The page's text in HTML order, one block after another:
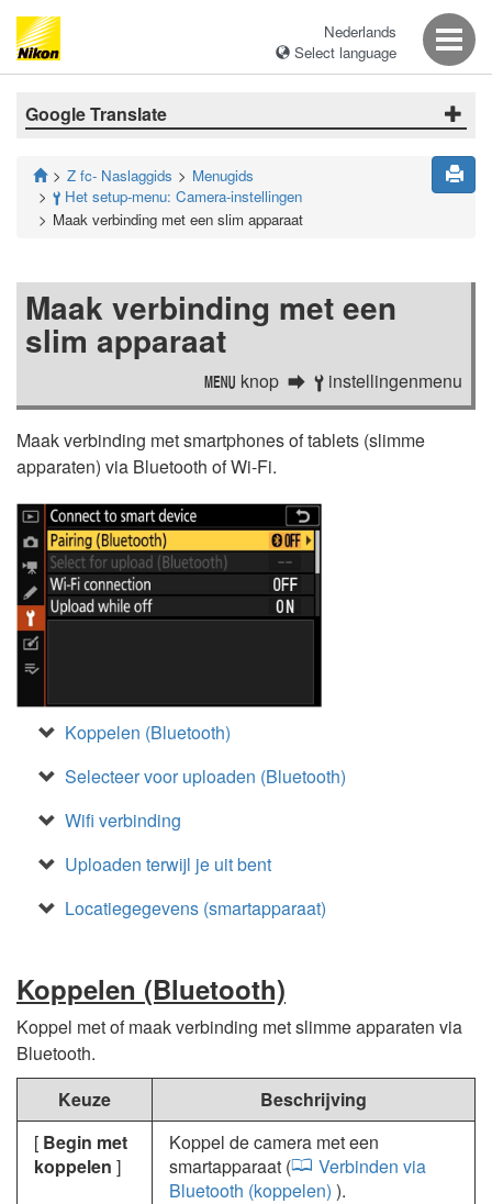
Nederlands
Select language
Google Translate
Z fc- Naslaggids Menugids
B Het setup-menu: Camera-instellingen
Maak verbinding met een slim apparaat
Maak verbinding met een
slim apparaat
G knop B instellingenmenu
Maak verbinding met smartphones of tablets (slimme
apparaten) via Bluetooth of Wi-Fi.
Koppelen (Bluetooth)
Selecteer voor uploaden (Bluetooth)
Wifi verbinding
Uploaden terwijl je uit bent
Locatiegegevens (smartapparaat)
Koppelen (Bluetooth)
Koppel met of maak verbinding met slimme apparaten via
Bluetooth.
Keuze
Beschrijving
[ Begin met
koppelen ]
Koppel de camera met een
smartapparaat (
Verbinden via
Bluetooth (koppelen) ).